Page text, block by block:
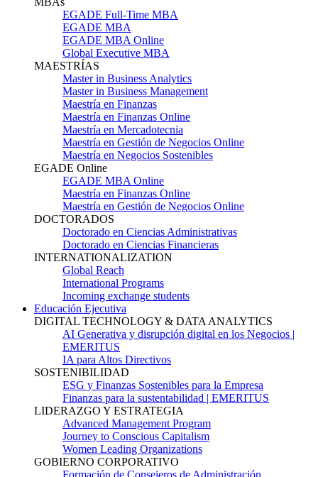
EGADE Full-Time MBA
EGADE MBA
EGADE MBA Online
Global Executive MBA
MAESTRÍAS
Master in Business Analytics
Master in Business Management
Maestría en Finanzas
Maestría en Finanzas Online
Maestría en Mercadotecnia
Maestría en Gestión de Negocios Online
Maestría en Negocios Sostenibles
EGADE Online
EGADE MBA Online
Maestría en Finanzas Online
Maestría en Gestión de Negocios Online
DOCTORADOS
Doctorado en Ciencias Administrativas
Doctorado en Ciencias Financieras
INTERNATIONALIZATION
Global Reach
International Programs
Incoming exchange students
Educación Ejecutiva
DIGITAL TECHNOLOGY & DATA ANALYTICS
AI Generativa y disrupción digital en los Negocios |
EMERITUS
IA para Altos Directivos
SOSTENIBILIDAD
ESG y Finanzas Sostenibles para la Empresa
Finanzas para la sustentabilidad | EMERITUS
LIDERAZGO Y ESTRATEGIA
Advanced Management Program
Journey to Conscious Capitalism
Women Leading Organizations
GOBIERNO CORPORATIVO
Formación de Consejeros de Administración